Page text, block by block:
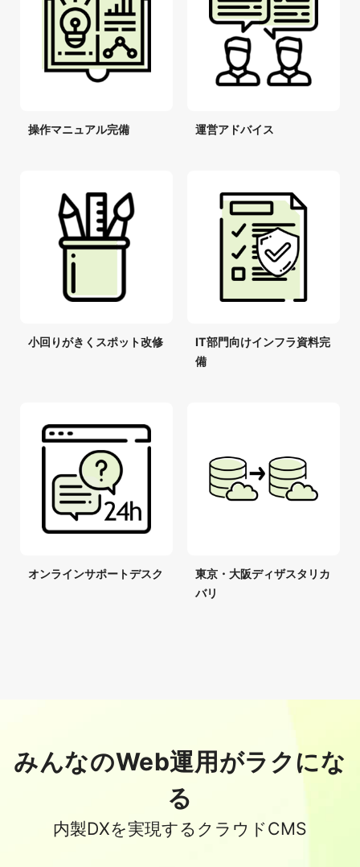
操作マニュアル完備 運営アドバイス
小回りがきくスポット改修
IT部門向けインフラ資料完
備
オンラインサポートデスク
東京・大阪ディザスタリカ
バリ
みんなのWeb運用がラクにな
る
内製DXを実現するクラウドCMS